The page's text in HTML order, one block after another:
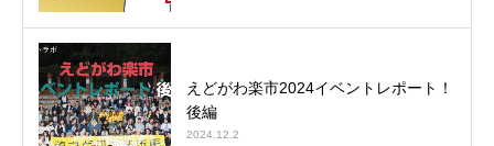
えどがわ楽市2024イベントレポート！
後編
2024.12.2